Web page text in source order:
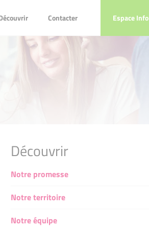
Contacter Espace Info
Contacter Espace Info
Découvrir
Notre promesse
Notre territoire
Notre équipe